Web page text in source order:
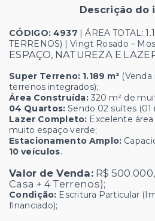
Descrição do
CÓDIGO: 4937 | ÁREA TOTAL:
TERRENOS) | Vingt Rosado –
ESPAÇO, NATUREZA E
Super Terreno: 1.189 m² (Venda
terrenos integrados);
Área Construída: 320 m² de
04 Quartos: Sendo 02 suítes
Lazer Completo: Excelente
muito espaço verde;
Estacionamento Amplo:
10 veículos.
Valor de Venda: R$
Casa + 4 Terrenos);
Condição: Escritura Particular
financiado);